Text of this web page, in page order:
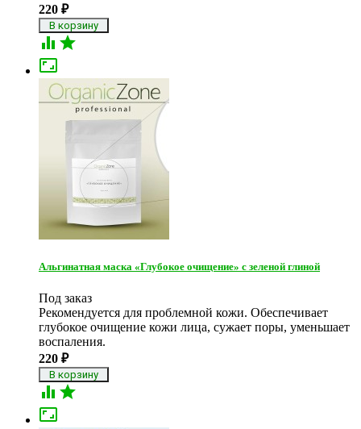
220 ₽
 

Альгинатная маска «Глубокое очищение» с зеленой глиной
Под заказ
Рекомендуется для проблемной кожи. Обеспечивает
глубокое очищение кожи лица, сужает поры, уменьшает
воспаления.
220 ₽
 
